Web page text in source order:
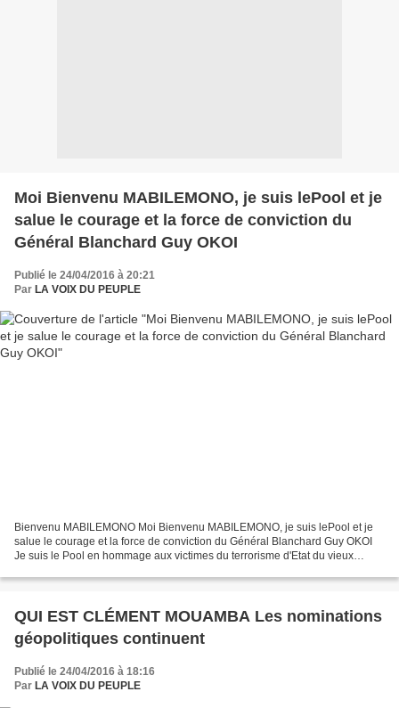
Moi Bienvenu MABILEMONO, je suis lePool et je
salue le courage et la force de conviction du
Général Blanchard Guy OKOI
Publié le 24/04/2016 à 20:21
Par LA VOIX DU PEUPLE
Bienvenu MABILEMONO Moi Bienvenu MABILEMONO, je suis lePool et je
salue le courage et la force de conviction du Général Blanchard Guy OKOI
Je suis le Pool en hommage aux victimes du terrorisme d'Etat du vieux
QUI EST CLÉMENT MOUAMBA Les nominations
géopolitiques continuent
Publié le 24/04/2016 à 18:16
Par LA VOIX DU PEUPLE